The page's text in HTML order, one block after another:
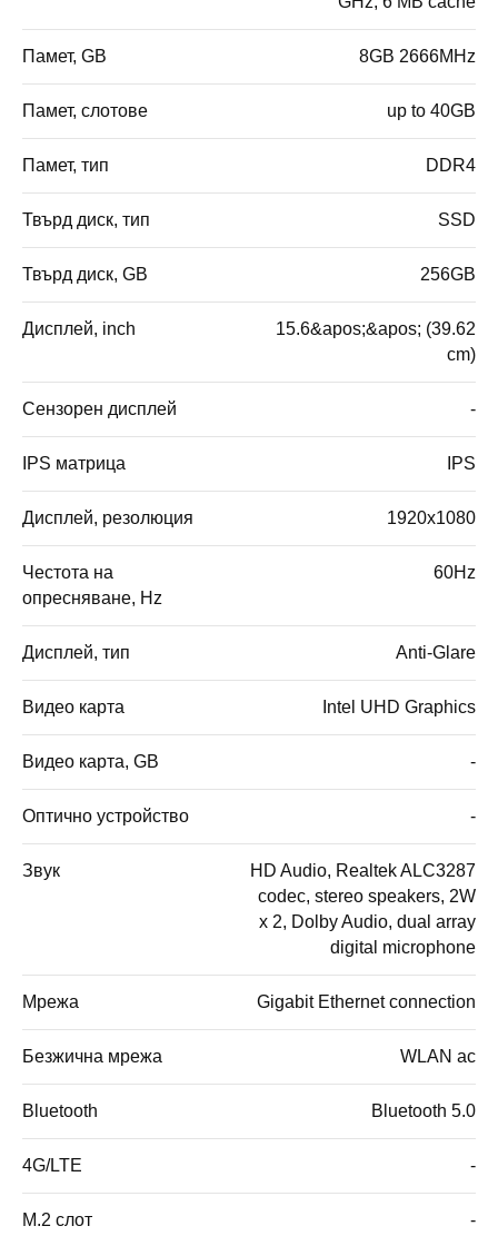
Памет, GB 8GB 2666MHz
Памет, слотове up to 40GB
Памет, тип DDR4
Твърд диск, тип SSD
Твърд диск, GB 256GB
Дисплей, inch
15.6&apos;&apos; (39.62
cm)
Сензорен дисплей -
IPS матрица IPS
Дисплей, резолюция 1920x1080
Честота на
опресняване, Hz
60Hz
Дисплей, тип Anti-Glare
Видео карта Intel UHD Graphics
Видео карта, GB -
Оптично устройство -
Звук
HD Audio, Realtek ALC3287
codec, stereo speakers, 2W
x 2, Dolby Audio, dual array
digital microphone
Мрежа Gigabit Ethernet connection
Безжична мрежа WLAN ac
Bluetooth Bluetooth 5.0
4G/LTE -
M.2 слот -